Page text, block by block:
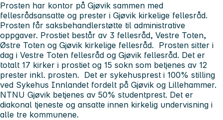
Prosten har kontor på Gjøvik sammen med
fellesrådsansatte og prester i Gjøvik kirkelige fellesråd.
Prosten får saksbehandlerstøtte til administrative
oppgaver. Prostiet består av 3 fellesråd, Vestre Toten,
Østre Toten og Gjøvik kirkelige fellesråd. Prosten sitter i
dag i Vestre Toten fellesråd og Gjøvik fellesråd. Det er
totalt 17 kirker i prostiet og 15 sokn som betjenes av 12
prester inkl. prosten. Det er sykehusprest i 100% stilling
ved Sykehus Innlandet fordelt på Gjøvik og Lillehammer.
NTNU Gjøvik betjenes av 50% studentprest. Det er
diakonal tjeneste og ansatte innen kirkelig undervisning i
alle tre kommunene.